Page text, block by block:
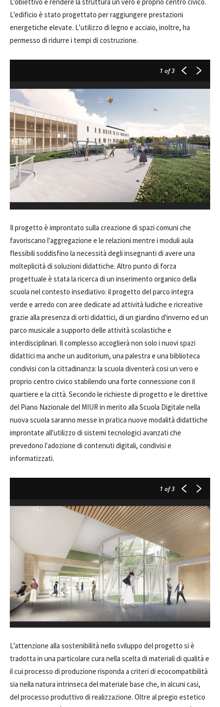
L’edificio è stato progettato per raggiungere prestazioni
energetiche elevate. L’utilizzo di legno e acciaio, inoltre, ha
permesso di ridurre i tempi di costruzione.
1 of 3
Il progetto è improntato sulla creazione di spazi comuni che
favoriscano l'aggregazione e le relazioni mentre i moduli aula
flessibili soddisfino la necessità degli insegnanti di avere una
molteplicità di soluzioni didattiche. Altro punto di forza
progettuale è stata la ricerca di un inserimento organico della
scuola nel contesto insediativo: il progetto del parco integra
verde e arredo con aree dedicate ad attività ludiche e ricreative
grazie alla presenza di orti didattici, di un giardino d'inverno ed un
parco musicale a supporto delle attività scolastiche e
interdisciplinari. Il complesso accoglierà non solo i nuovi spazi
didattici ma anche un auditorium, una palestra e una biblioteca
condivisi con la cittadinanza: la scuola diventerà cosi un vero e
proprio centro civico stabilendo una forte connessione con il
quartiere e la città. Secondo le richieste di progetto e le direttive
del Piano Nazionale del MIUR in merito alla Scuola Digitale nella
nuova scuola saranno messe in pratica nuove modalità didattiche
improntate all'utilizzo di sistemi tecnologici avanzati che
prevedono l'adozione di contenuti digitali, condivisi e
informatizzati.
1 of 3
L’attenzione alla sostenibilità nello sviluppo del progetto si è
tradotta in una particolare cura nella scelta di materiali di qualità e
il cui processo di produzione risponda a criteri di ecocompatibilità
sia nella natura intrinseca del materiale base che, in alcuni casi,
del processo produttivo di realizzazione. Oltre al pregio estetico